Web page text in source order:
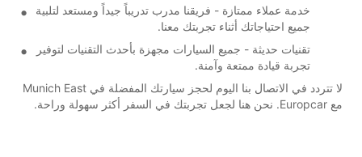
خدمة عملاء ممتازة - فريقنا مدرب تدريباً جيداً ومستعد لتلبية
جميع احتياجاتك أثناء تجربتك معنا.
تقنيات حديثة - جميع السيارات مجهزة بأحدث التقنيات لتوفير
تجربة قيادة ممتعة وآمنة.
لا تتردد في الاتصال بنا اليوم لحجز سيارتك المفضلة في Munich East
مع Europcar. نحن هنا لجعل تجربتك في السفر أكثر سهولة وراحة.